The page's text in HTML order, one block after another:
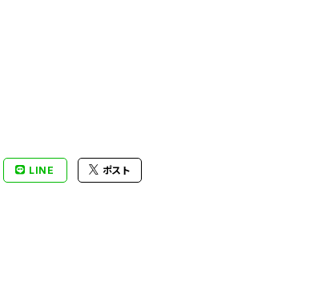
LINE ポスト